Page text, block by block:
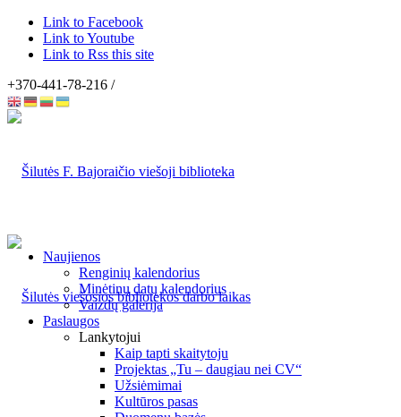
Link to Facebook
Link to Youtube
Link to Rss this site
+370-441-78-216 /
Naujienos
Renginių kalendorius
Minėtinų datų kalendorius
Vaizdų galerija
Paslaugos
Lankytojui
Kaip tapti skaitytoju
Projektas „Tu – daugiau nei CV“
Užsiėmimai
Kultūros pasas